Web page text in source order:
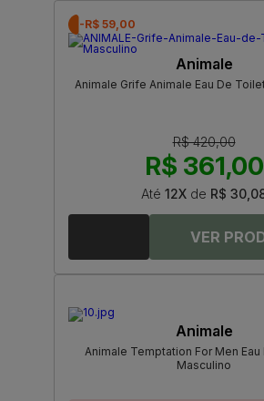
-R$ 59,00
Animale
Animale Grife Animale Eau De
R$ 420,00
R$ 361,00
Até 12X de R$
Animale
Animale Temptation For Men
Masculino